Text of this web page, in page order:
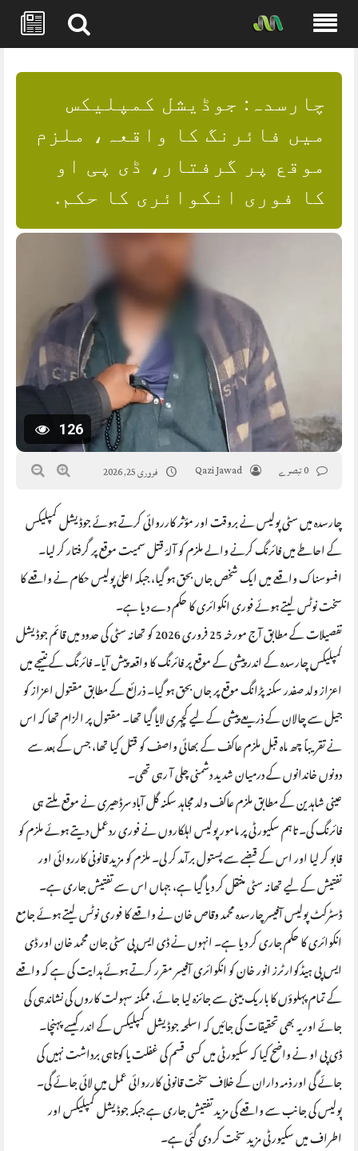
content
چارسدہ: جوڈیشل کمپلیکس
میں فائرنگ کا واقعہ، ملزم
موقع پر گرفتار، ڈی پی او
کا فوری انکوائری کا حکم.
126
Qazi Jawad فروری 25, 2026
چارسدہ میں سٹی پولیس نے بروقت اور مؤثر کارروائی کرتے ہوئے جوڈیشل کمپلیکس
کے احاطے میں فائرنگ کرنے والے ملزم کو آلۂ قتل سمیت موقع پر گرفتار کر لیا۔
افسوسناک واقعے میں ایک شخص جاں بحق ہو گیا، جبکہ اعلیٰ پولیس حکام نے واقعے کا
سخت نوٹس لیتے ہوئے فوری انکوائری کا حکم دے دیا ہے۔
تفصیلات کے مطابق آج مورخہ 25 فروری 2026 کو تھانہ سٹی کی حدود میں قائم جوڈیشل
کمپلیکس چارسدہ کے اندر پیشی کے موقع پر فائرنگ کا واقعہ پیش آیا۔ فائرنگ کے نتیجے میں
اعزاز ولد صفدر سکنہ پڑانگ موقع پر جاں بحق ہو گیا۔ ذرائع کے مطابق مقتول اعزاز کو
جیل سے چالان کے ذریعے پیشی کے لیے کچہری لایا گیا تھا۔ مقتول پر الزام تھا کہ اس
نے تقریباً چھ ماہ قبل ملزم عاکف کے بھائی واصف کو قتل کیا تھا، جس کے بعد سے
دونوں خاندانوں کے درمیان شدید دشمنی چلی آ رہی تھی۔
عینی شاہدین کے مطابق ملزم عاکف ولد مجاہد سکنہ گل آباد سرڈھیری نے موقع ملتے ہی
فائرنگ کی۔ تاہم سکیورٹی پر مامور پولیس اہلکاروں نے فوری ردعمل دیتے ہوئے ملزم کو
قابو کر لیا اور اس کے قبضے سے پستول برآمد کر لی۔ ملزم کو مزید قانونی کارروائی اور
تفتیش کے لیے تھانہ سٹی منتقل کر دیا گیا ہے، جہاں اس سے تفتیش جاری ہے۔
ڈسٹرکٹ پولیس آفیسر چارسدہ محمد وقاص خان نے واقعے کا فوری نوٹس لیتے ہوئے جامع
انکوائری کا حکم جاری کر دیا ہے۔ انہوں نے ڈی ایس پی سٹی جان محمد خان اور ڈی
ایس پی ہیڈکوارٹرز انور خان کو انکوائری آفیسر مقرر کرتے ہوئے ہدایت کی ہے کہ واقعے
کے تمام پہلوؤں کا باریک بینی سے جائزہ لیا جائے، ممکنہ سہولت کاروں کی نشاندہی کی
جائے اور یہ بھی تحقیقات کی جائیں کہ اسلحہ جوڈیشل کمپلیکس کے اندر کیسے پہنچا۔
ڈی پی او نے واضح کیا کہ سکیورٹی میں کسی قسم کی غفلت یا کوتاہی برداشت نہیں کی
جائے گی اور ذمہ داران کے خلاف سخت قانونی کارروائی عمل میں لائی جائے گی۔
پولیس کی جانب سے واقعے کی مزید تفتیش جاری ہے جبکہ جوڈیشل کمپلیکس اور
اطراف میں سکیورٹی مزید سخت کر دی گئی ہے۔